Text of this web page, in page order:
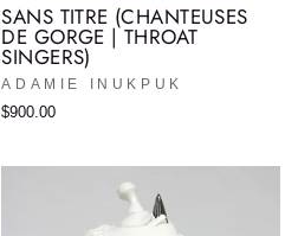
SANS TITRE (CHANTEUSES
DE GORGE | THROAT
SINGERS)
ADAMIE INUKPUK
$900.00